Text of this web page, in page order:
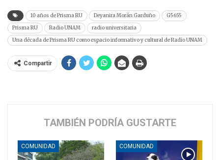
10 años de Prisma RU Deyanira Morán Garduño
G5655
Prisma RU
Radio UNAM
radio universitaria
Una década de Prisma RU como espacio informativo y cultural de Radio UNAM
Compartir
TAMBIÉN PODRÍA GUSTARTE
COMUNIDAD COMUNIDAD